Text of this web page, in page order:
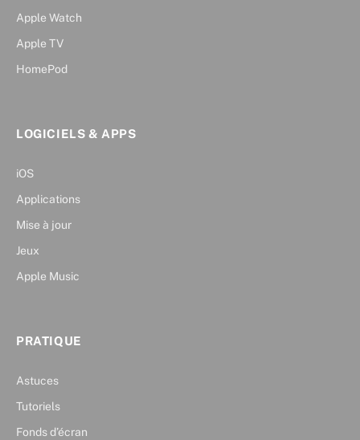
Apple Watch
Apple TV
HomePod
LOGICIELS & APPS
iOS
Applications
Mise à jour
Jeux
Apple Music
PRATIQUE
Astuces
Tutoriels
Fonds d’écran